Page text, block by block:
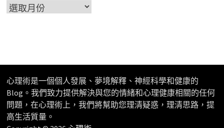
彙
心理術是一個個人發展、夢境解釋、神經科學和健康的
Blog。我們致力提供解決與您的情緒和心理健康相關的任何
問題，在心理術上，我們將幫助您理清疑惑，理清思路，提
高生活質量。